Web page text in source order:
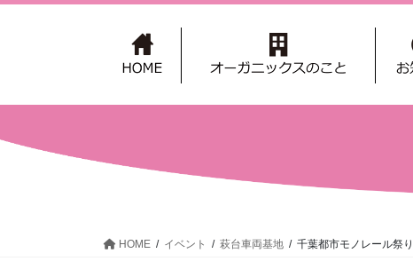
コ
ス
ナ
ン
HOME イベント 萩台車両基地 千葉都市モノレール祭り